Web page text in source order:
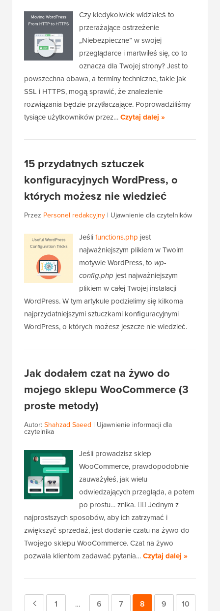
Czy kiedykolwiek widziałeś to
przerażające ostrzeżenie
„Niebezpieczne” w swojej
przeglądarce i martwiłeś się, co to
oznacza dla Twojej strony? Jest to
powszechna obawa, a terminy techniczne, takie jak
SSL i HTTPS, mogą sprawić, że znalezienie
rozwiązania będzie przytłaczające. Poprowadziliśmy
tysiące użytkowników przez…Czytaj dalej »
15 przydatnych sztuczek
konfiguracyjnych WordPress, o
których możesz nie wiedzieć
Przez Personel redakcyjny | Ujawnienie dla czytelników
Jeślifunctions.php jest
najważniejszym plikiem w Twoim
motywie WordPress, to wp-
config.php jest najważniejszym
plikiem w całej Twojej instalacji
WordPress. W tym artykule podzielimy się kilkoma
najprzydatniejszymi sztuczkami konfiguracyjnymi
WordPress, o których możesz jeszcze nie wiedzieć.
Jak dodałem czat na żywo do
mojego sklepu WooCommerce (3
proste metody)
Autor:Shahzad Saeed | Ujawnienie informacji dla
czytelnika
Jeśli prowadzisz sklep
WooCommerce, prawdopodobnie
zauważyłeś, jak wielu
odwiedzających przegląda, a potem
po prostu… znika. 😶‍🌫️ Jednym z
najprostszych sposobów, aby ich zatrzymać i
zwiększyć sprzedaż, jest dodanie czatu na żywo do
Twojego sklepu WooCommerce. Czat na żywo
pozwala klientom zadawać pytania…Czytaj dalej »
Poprzednia
Strona
1
Strony
… Strona
6 Strona
7 Strona
8 Strona
9 Strona
10